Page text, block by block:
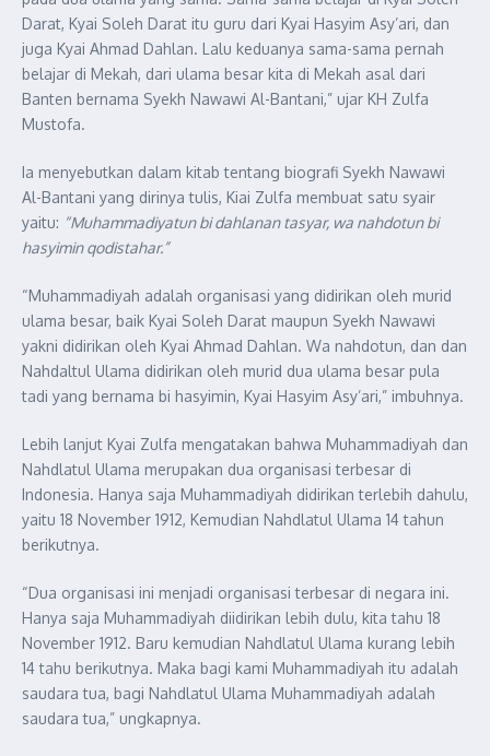
Darat, Kyai Soleh Darat itu guru dari Kyai Hasyim Asy’ari, dan
juga Kyai Ahmad Dahlan. Lalu keduanya sama-sama pernah
belajar di Mekah, dari ulama besar kita di Mekah asal dari
Banten bernama Syekh Nawawi Al-Bantani,” ujar KH Zulfa
Mustofa.
Ia menyebutkan dalam kitab tentang biografi Syekh Nawawi
Al-Bantani yang dirinya tulis, Kiai Zulfa membuat satu syair
yaitu: “Muhammadiyatun bi dahlanan tasyar, wa nahdotun bi
hasyimin qodistahar.”
“Muhammadiyah adalah organisasi yang didirikan oleh murid
ulama besar, baik Kyai Soleh Darat maupun Syekh Nawawi
yakni didirikan oleh Kyai Ahmad Dahlan. Wa nahdotun, dan dan
Nahdaltul Ulama didirikan oleh murid dua ulama besar pula
tadi yang bernama bi hasyimin, Kyai Hasyim Asy’ari,” imbuhnya.
Lebih lanjut Kyai Zulfa mengatakan bahwa Muhammadiyah dan
Nahdlatul Ulama merupakan dua organisasi terbesar di
Indonesia. Hanya saja Muhammadiyah didirikan terlebih dahulu,
yaitu 18 November 1912, Kemudian Nahdlatul Ulama 14 tahun
berikutnya.
“Dua organisasi ini menjadi organisasi terbesar di negara ini.
Hanya saja Muhammadiyah diidirikan lebih dulu, kita tahu 18
November 1912. Baru kemudian Nahdlatul Ulama kurang lebih
14 tahu berikutnya. Maka bagi kami Muhammadiyah itu adalah
saudara tua, bagi Nahdlatul Ulama Muhammadiyah adalah
saudara tua,” ungkapnya.